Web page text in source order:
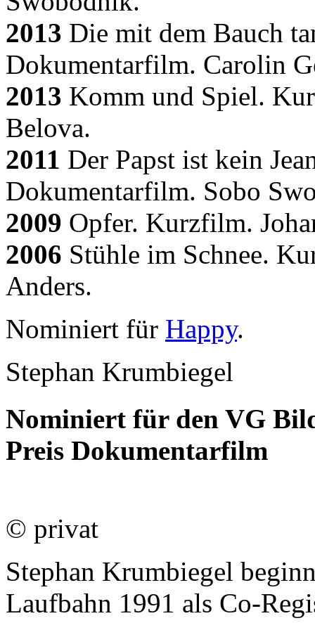
2013 Die mit dem Bauch
Dokumentarfilm. Carolin
2013 Komm und Spiel.
Belova.
2011 Der Papst ist kein
Dokumentarfilm. Sobo
2009 Opfer. Kurzfilm.
2006 Stühle im Schnee.
Anders.
Nominiert für Happy.
Stephan Krumbiegel
Nominiert für den VG
Preis Dokumentarfilm
© privat
Stephan Krumbiegel
Laufbahn 1991 als Co-